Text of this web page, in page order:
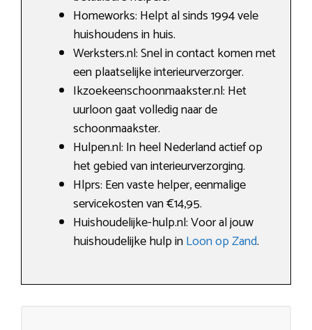
Homeworks: Helpt al sinds 1994 vele
huishoudens in huis.
Werksters.nl: Snel in contact komen met
een plaatselijke interieurverzorger.
Ikzoekeenschoonmaakster.nl: Het
uurloon gaat volledig naar de
schoonmaakster.
Hulpen.nl: In heel Nederland actief op
het gebied van interieurverzorging.
Hlprs: Een vaste helper, eenmalige
servicekosten van €14,95.
Huishoudelijke-hulp.nl: Voor al jouw
huishoudelijke hulp inLoon op Zand.